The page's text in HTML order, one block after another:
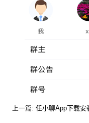
上一篇: 任小聊App下载安